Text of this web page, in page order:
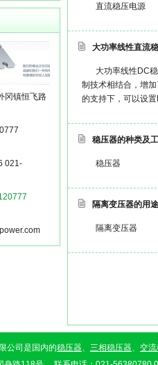
直流稳压电源
大功率线性直流
大功率线性DC
制技术相结合，增
的支持下，可以设置
稳压器的种类及
稳压器
隔离变压器的用
隔离变压器
冈镇恒飞路
021-
公司是国内的稳压器、 三相稳压器、 交